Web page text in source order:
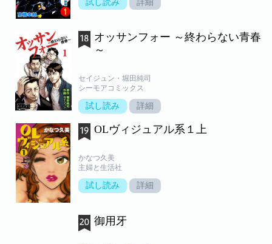
試し読み 詳細
オッサンフォー ～終わらない青春
～
セイジュン・堀田純司
シーモアコミックス
試し読み 詳細
OLヴィジュアル系１上
かなつ久美
主婦と生活社
試し読み 詳細
御用牙